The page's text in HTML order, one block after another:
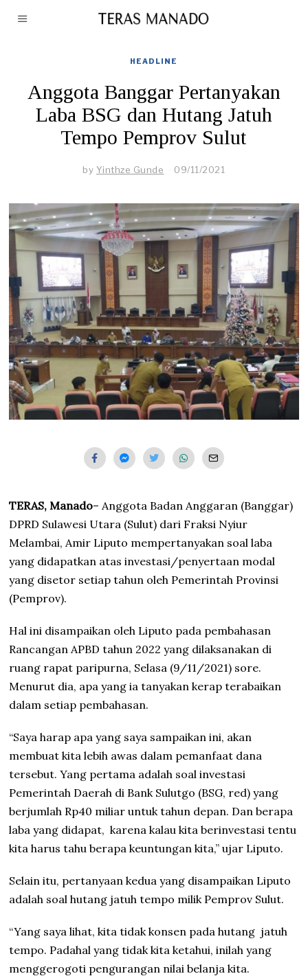
HEADLINE
Anggota Banggar Pertanyakan
Laba BSG dan Hutang Jatuh
Tempo Pemprov Sulut
by Yinthze Gunde 09/11/2021
TERAS, Manado– Anggota Badan Anggaran (Banggar)
DPRD Sulawesi Utara (Sulut) dari Fraksi Nyiur
Melambai, Amir Liputo mempertanyakan soal laba
yang didapatkan atas investasi/penyertaan modal
yang disetor setiap tahun oleh Pemerintah Provinsi
(Pemprov).
Hal ini disampaikan oleh Liputo pada pembahasan
Rancangan APBD tahun 2022 yang dilaksanakan di
ruang rapat paripurna, Selasa (9/11/2021) sore.
Menurut dia, apa yang ia tanyakan kerap terabaikan
dalam setiap pembahasan.
“Saya harap apa yang saya sampaikan ini, akan
membuat kita lebih awas dalam pemanfaat dana
tersebut. Yang pertama adalah soal investasi
Pemerintah Daerah di Bank Sulutgo (BSG, red) yang
berjumlah Rp40 miliar untuk tahun depan. Dan berapa
laba yang didapat, karena kalau kita berinvestasi tentu
kita harus tahu berapa keuntungan kita,” ujar Liputo.
Selain itu, pertanyaan kedua yang disampaikan Liputo
adalah soal hutang jatuh tempo milik Pemprov Sulut.
“Yang saya lihat, kita tidak konsen pada hutang jatuh
tempo. Padahal yang tidak kita ketahui, inilah yang
menggerogoti pengurangan nilai belanja kita.